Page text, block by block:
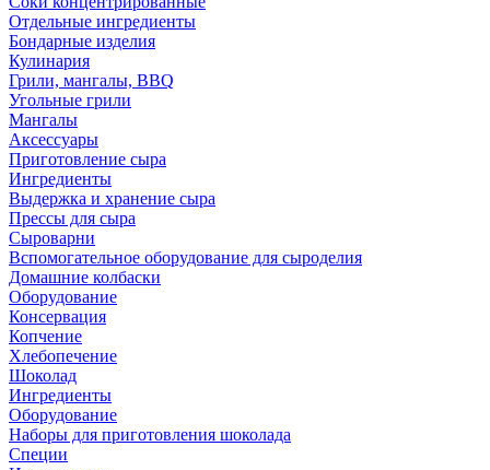
Отдельные ингредиенты
Бондарные изделия
Кулинария
Грили, мангалы, BBQ
Угольные грили
Мангалы
Аксессуары
Приготовление сыра
Ингредиенты
Выдержка и хранение сыра
Прессы для сыра
Сыроварни
Вспомогательное оборудование для сыроделия
Домашние колбаски
Оборудование
Консервация
Копчение
Хлебопечение
Шоколад
Ингредиенты
Оборудование
Наборы для приготовления шоколада
Специи